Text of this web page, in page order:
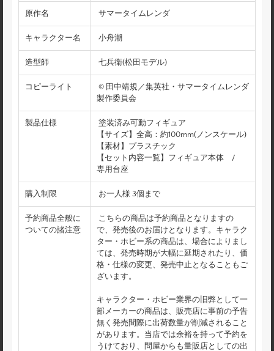
原作名 サマータイムレンダ
キャラクター名 小舟潮
造型師 七兵衛(松田モデル)
コピーライト
© 田中靖規／集英社・サマータイムレンダ
製作委員会
製品仕様
塗装済み可動フィギュア
【サイズ】全高：約100mm(ノンスケール)
【素材】プラスチック
【セット内容一覧】フィギュア本体 /
専用台座
購入制限 お一人様 3個まで
予約商品全般に
ついての諸注意
こちらの商品は予約商品となりますの
で、発売後のお届けとなります。キャラク
ター・ホビー系の商品は、場合によりまし
ては、発売時期が大幅に延期されたり、価
格・仕様の変更、発売中止となることもご
ざいます。
キャラクター・ホビー業界の旧弊として一
部メーカーの商品は、販売店に事前の予告
無く発売間際に出荷数量が削減されること
があります。当店では余裕を持って予約を
うけており、問屋からも量販店としての出